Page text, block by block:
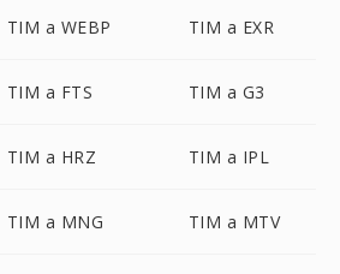
TIM a WEBP TIM a EXR
TIM a FTS TIM a G3
TIM a HRZ TIM a IPL
TIM a MNG TIM a MTV